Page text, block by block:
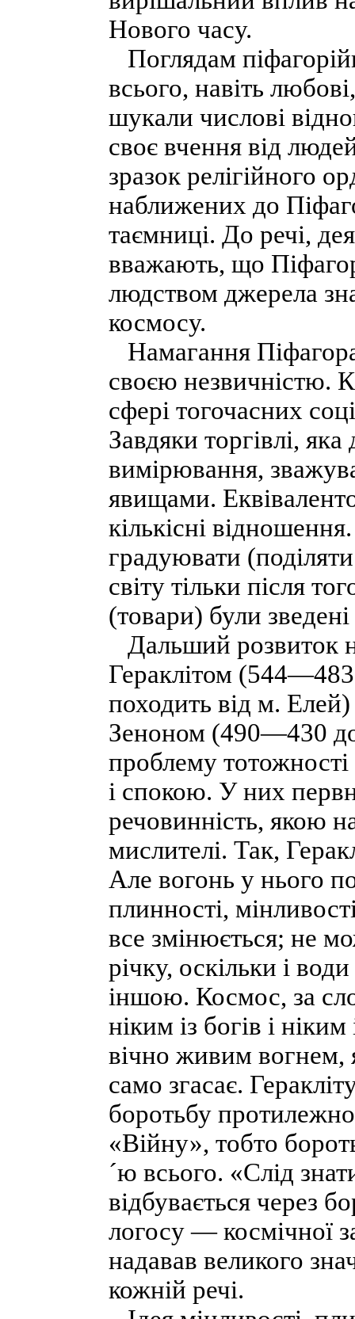
Нового часу.
Поглядам
всього, навіть
шукали числові
своє вчення від
зразок релігійного
наближених до
таємниці. До речі,
вважають, що
людством джерела
космосу.
Намагання
своєю незвичністю.
сфері тогочасних
Завдяки торгівлі,
вимірювання,
явищами.
кількісні
градуювати
світу тільки після
(товари) були
Дальший розвиток
Гераклітом
походить від м.
Зеноном (490—430 до
проблему
і спокою. У них
речовинність, якою
мислителі. Так,
Але вогонь у нього
плинності,
все змінюється; не
річку, оскільки і
іншою. Космос, за
ніким із богів і
вічно живим вогнем,
само згасає.
боротьбу
«Війну», тобто
´ю всього. «Слід
відбувається через
логосу — космічної
надавав великого
кожній речі.